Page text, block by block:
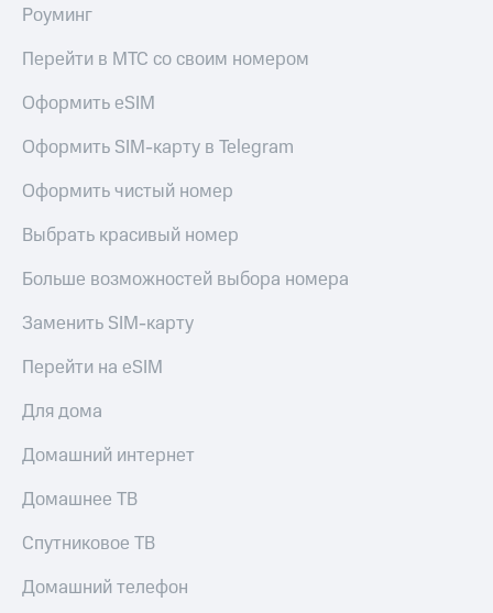
Роуминг
Перейти в МТС со своим номером
Оформить eSIM
Оформить SIM-карту в Telegram
Оформить чистый номер
Выбрать красивый номер
Больше возможностей выбора номера
Заменить SIM-карту
Перейти на eSIM
Для дома
Домашний интернет
Домашнее ТВ
Спутниковое ТВ
Домашний телефон